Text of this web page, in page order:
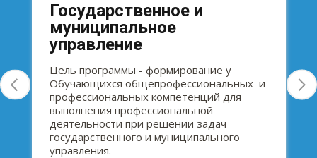
Государственное и
муниципальное
управление
Цель программы - формирование у
Обучающихся общепрофессиональных и
профессиональных компетенций для
выполнения профессиональной
деятельности при решении задач
государственного и муниципального
управления.